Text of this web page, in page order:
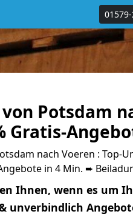
Potsdam
Gratis-
nach Voeren : Top-
in 4 Min. ➨
Ihnen, wenn es um
unverbindlich